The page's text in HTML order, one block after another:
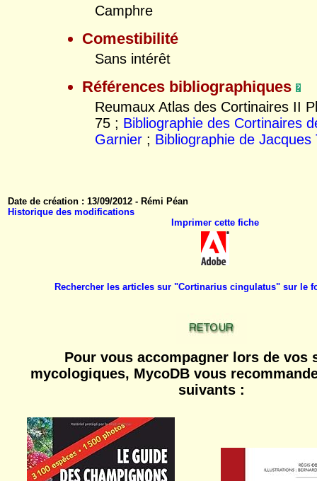
Camphre
Comestibilité
Sans intérêt
Références bibliographiques
Reumaux Atlas des Cortinaires II
75 ; Bibliographie des Cortinaires
Garnier ; Bibliographie de Jacques
Date de création : 13/09/2012 - Rémi Péan
Historique des modifications
Imprimer cette fiche
Rechercher les articles sur "Cortinarius cingulatus" sur le
Pour vous accompagner lors de vos
mycologiques, MycoDB vous
suivants :